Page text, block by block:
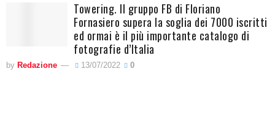
Towering. Il gruppo FB di Floriano
Fornasiero supera la soglia dei 7000 iscritti
ed ormai è il più importante catalogo di
fotografie d’Italia
by Redazione 13/07/2022 0